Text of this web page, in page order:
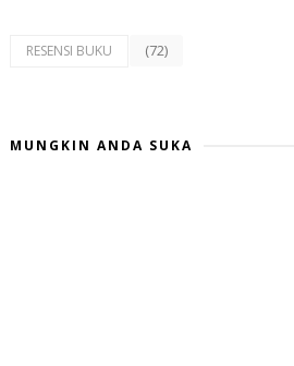
RESENSI BUKU (72)
MUNGKIN ANDA SUKA